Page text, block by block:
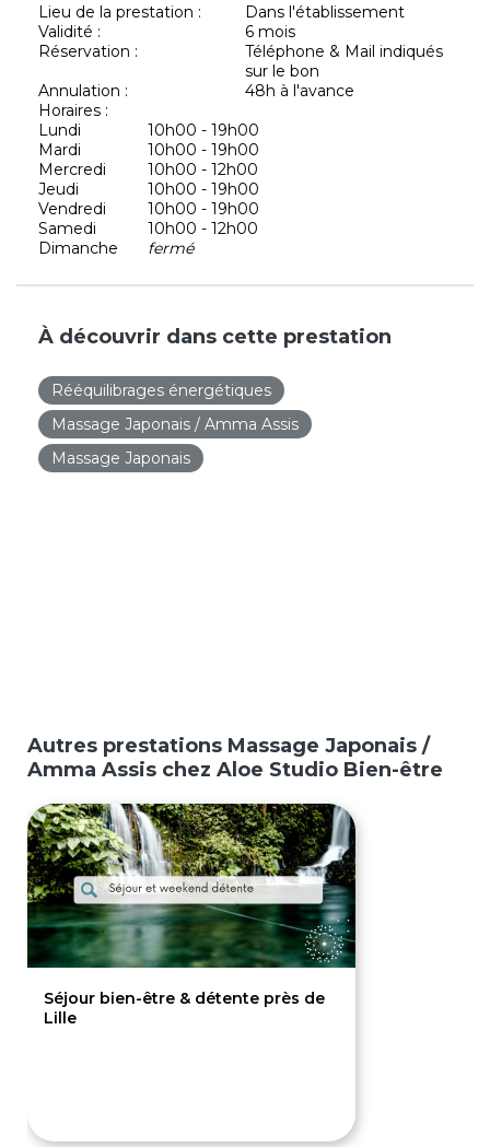
Lieu de la prestation :
Dans l'établissement
Validité :
6 mois
Réservation :
Téléphone & Mail indiqués
sur le bon
Annulation :
48h à l'avance
Horaires :
Lundi
10h00 - 19h00
Mardi
10h00 - 19h00
Mercredi
10h00 - 12h00
Jeudi
10h00 - 19h00
Vendredi
10h00 - 19h00
Samedi
10h00 - 12h00
Dimanche
fermé
À découvrir dans cette prestation
Rééquilibrages énergétiques
Massage Japonais / Amma Assis
Massage Japonais
Autres prestations Massage Japonais /
Amma Assis chez Aloe Studio Bien-être
Séjour bien-être & détente près de
Lille